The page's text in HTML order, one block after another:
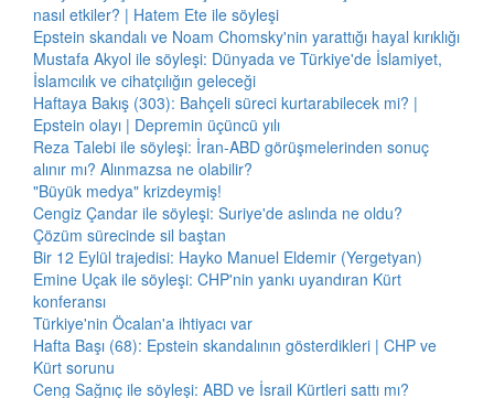
nasıl etkiler? | Hatem Ete ile söyleşi
Epstein skandalı ve Noam Chomsky'nin yarattığı hayal kırıklığı
Mustafa Akyol ile söyleşi: Dünyada ve Türkiye'de İslamiyet,
İslamcılık ve cihatçılığın geleceği
Haftaya Bakış (303): Bahçeli süreci kurtarabilecek mi? |
Epstein olayı | Depremin üçüncü yılı
Reza Talebi ile söyleşi: İran-ABD görüşmelerinden sonuç
alınır mı? Alınmazsa ne olabilir?
"Büyük medya" krizdeymiş!
Cengiz Çandar ile söyleşi: Suriye'de aslında ne oldu?
Çözüm sürecinde sil baştan
Bir 12 Eylül trajedisi: Hayko Manuel Eldemir (Yergetyan)
Emine Uçak ile söyleşi: CHP'nin yankı uyandıran Kürt
konferansı
Türkiye'nin Öcalan'a ihtiyacı var
Hafta Başı (68): Epstein skandalının gösterdikleri | CHP ve
Kürt sorunu
Ceng Sağnıç ile söyleşi: ABD ve İsrail Kürtleri sattı mı?